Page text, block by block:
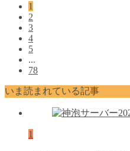
1
2
3
4
5
...
78
いま読まれている記事
1